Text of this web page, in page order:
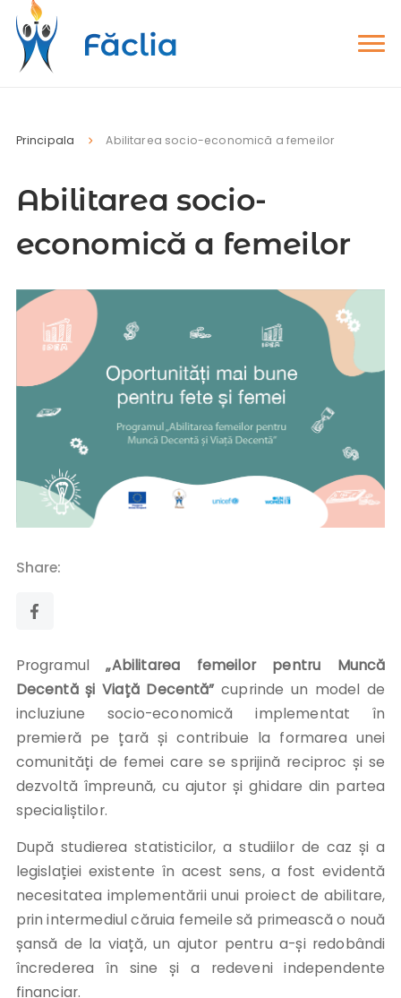
Principala Abilitarea socio-economică a femeilor
Abilitarea socio-
economică a femeilor
Programul „Abilitarea femeilor pentru Muncă
Decentă și Viață Decentă”cuprinde un model de
incluziune socio-economică implementat în
premieră pe țară și contribuie la formarea unei
comunități de femei care se sprijină reciproc și se
dezvoltă împreună, cu ajutor și ghidare din partea
specialiștilor.
După studierea statisticilor, a studiilor de caz și a
legislației existente în acest sens, a fost evidentă
necesitatea implementării unui proiect de abilitare,
prin intermediul căruia femeile să primească o nouă
șansă de la viață, un ajutor pentru a-și redobândi
încrederea în sine și a redeveni independente
financiar.
Share: